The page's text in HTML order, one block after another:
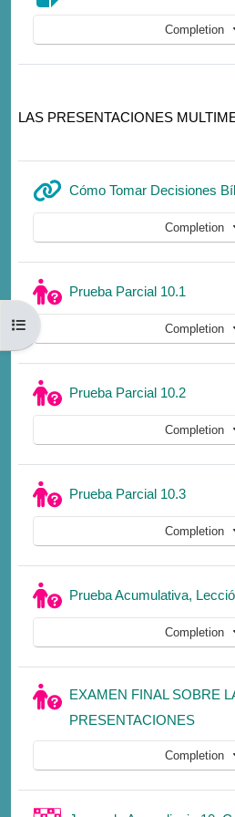
Open course index
Completion
LAS PRESENTACIONES
Cómo Tomar Decisiones
Completion
Prueba Parcial 10.1
Completion
Prueba Parcial 10.2Quiz
Completion
Prueba Parcial 10.3Quiz
Completion
Prueba Acumulativa,
Completion
EXAMEN FINAL SOBRE
PRESENTACIONESQuiz
Completion